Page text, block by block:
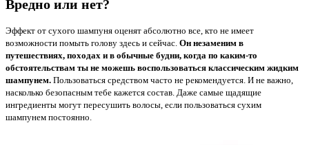
Вредно или нет?
Эффект от сухого шампуня оценят абсолютно все, кто не имеет
возможности помыть голову здесь и сейчас. Он незаменим в
путешествиях, походах и в обычные будни, когда по каким-то
обстоятельствам ты не можешь воспользоваться классическим жидким
шампунем. Пользоваться средством часто не рекомендуется. И не важно,
насколько безопасным тебе кажется состав. Даже самые щадящие
ингредиенты могут пересушить волосы, если пользоваться сухим
шампунем постоянно.